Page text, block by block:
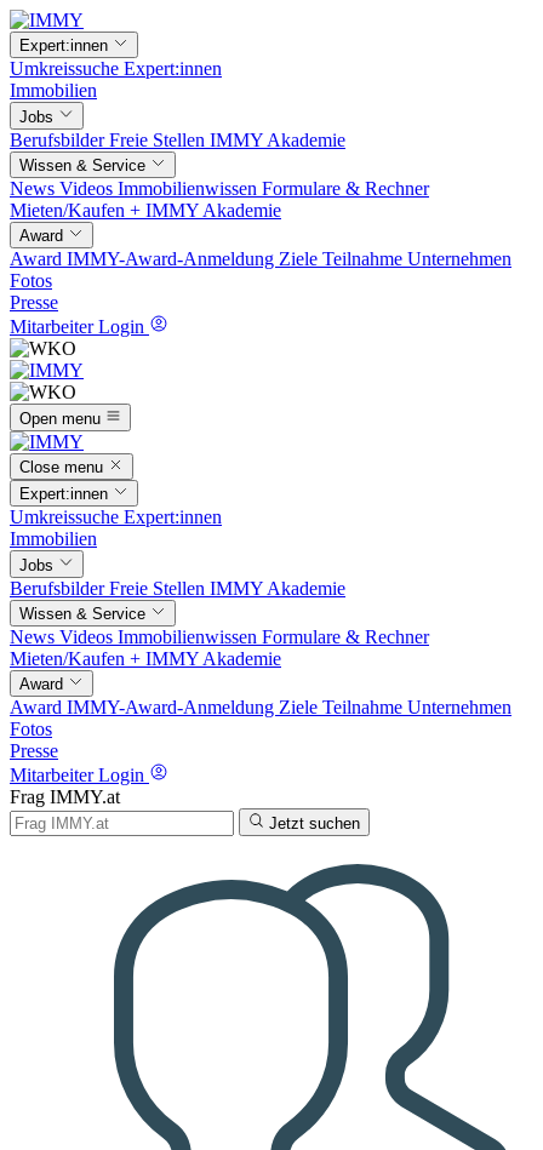
Expert:innen
Umkreissuche Expert:innen
Immobilien
Jobs
BerufsbilderFreie Stellen IMMY Akademie
Wissen & Service
News Videos Immobilienwissen Formulare & Rechner
Mieten/Kaufen + IMMY Akademie
Award
Award IMMY-Award-Anmeldung Ziele Teilnahme Unternehmen
Fotos
Presse
Mitarbeiter Login
Open menu
Close menu
Expert:innen
Umkreissuche Expert:innen
Immobilien
Jobs
BerufsbilderFreie Stellen IMMY Akademie
Wissen & Service
News Videos Immobilienwissen Formulare & Rechner
Mieten/Kaufen + IMMY Akademie
Award
Award IMMY-Award-Anmeldung Ziele Teilnahme Unternehmen
Fotos
Presse
Mitarbeiter Login
Frag IMMY.at
Jetzt suchen